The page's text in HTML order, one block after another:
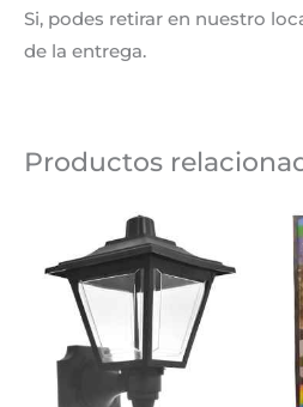
Si, podes retirar en nuestro
de la entrega.
Productos